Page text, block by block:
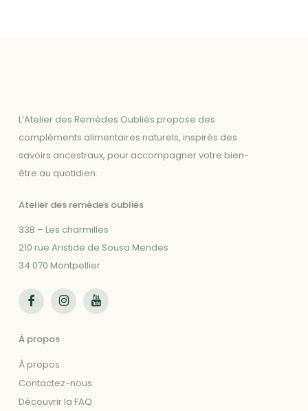
L’Atelier des Remèdes Oubliés propose des
compléments alimentaires naturels, inspirés des
savoirs ancestraux, pour accompagner votre bien-
être au quotidien.
Atelier des remèdes oubliés
33B – Les charmilles
210 rue Aristide de Sousa Mendes
34 070 Montpellier
Suivez-nous sur FacebookSuivez-nous sur InstagramSuivez-nous sur Youtube
À propos
À propos
Contactez-nous
Découvrir la FAQ